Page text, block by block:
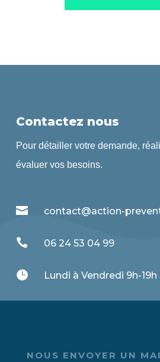
Contactez nous
Pour détailler votre demande,
évaluer vos besoins.
 contact@action-
 06 24 53 04 99
 Lundi à Vendredi 9h-19h
NOUS ENVOYER UN